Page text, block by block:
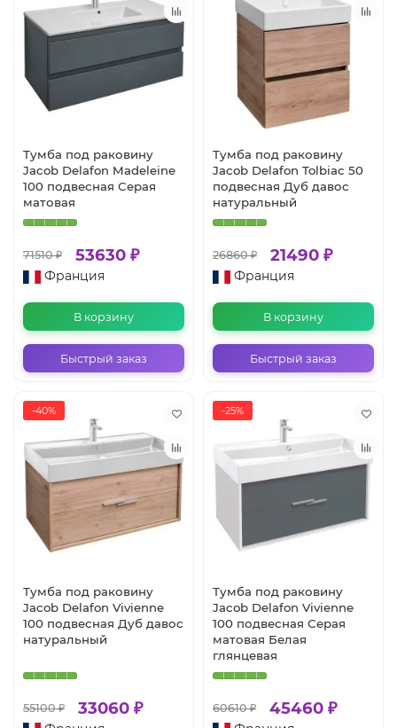
Тумба под раковину
Jacob Delafon Madeleine
100 подвесная Серая
матовая
71510 ₽ 53630 ₽
Франция
В корзину
Быстрый заказ
Тумба под раковину
Jacob Delafon Tolbiac 50
подвесная Дуб давос
натуральный
26860 ₽ 21490 ₽
Франция
В корзину
Быстрый заказ
-40%
Тумба под раковину
Jacob Delafon Vivienne
100 подвесная Дуб давос
натуральный
55100 ₽ 33060 ₽
-25%
Тумба под раковину
Jacob Delafon Vivienne
100 подвесная Серая
матовая Белая
глянцевая
60610 ₽ 45460 ₽